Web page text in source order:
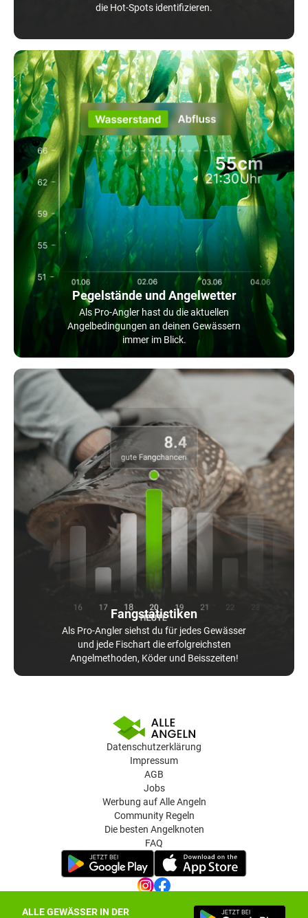
ALLE GEWÄSSER IN DER
die Hot-Spots identifizieren.
Pegelstände und Angelwetter
Als Pro-Angler hast du die aktuellen
Angelbedingungen an deinen Gewässern
immer im Blick.
Fangstatistiken
Als Pro-Angler siehst du für jedes Gewässer
und jede Fischart die erfolgreichsten
Angelmethoden, Köder und Beisszeiten!
Datenschutzerklärung
Impressum
AGB
Jobs
Werbung auf Alle Angeln
Community Regeln
Die besten Angelknoten
FAQ